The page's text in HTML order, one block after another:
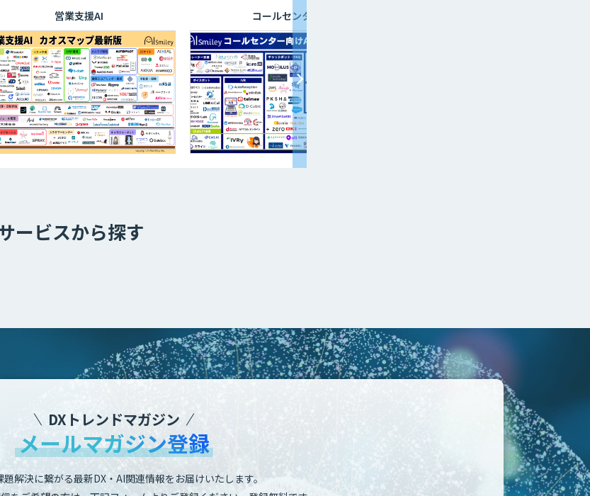
営業支援AI コールセンター
ービスから探す
DXトレンドマガジン
メールマガジン登録
題解決に繋がる最新DX・AI関連情報をお届けいたします。